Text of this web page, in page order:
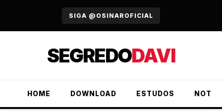
SIGA @OSINAROFICIAL
SEGREDODAVI
HOME DOWNLOAD ESTUDOS